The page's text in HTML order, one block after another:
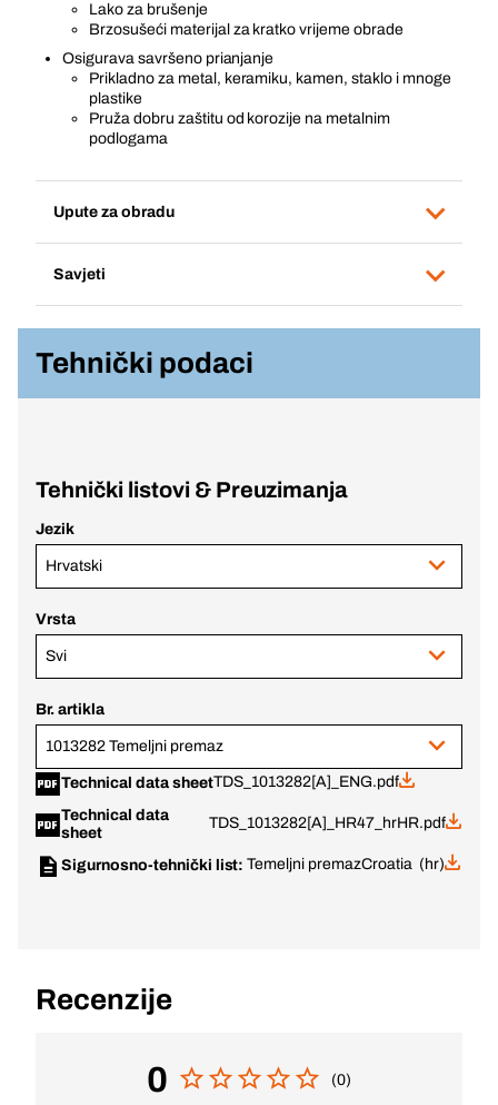
Lako za brušenje
Brzosušeći materijal za kratko vrijeme obrade
Osigurava savršeno prianjanje
Prikladno za metal, keramiku, kamen, staklo i mnoge
plastike
Pruža dobru zaštitu od korozije na metalnim
podlogama
Upute za obradu
Savjeti
Tehnički podaci
Tehnički listovi & Preuzimanja
Jezik
Hrvatski
Vrsta
Svi
Br. artikla
1013282 Temeljni premaz
Technical data sheetTDS_1013282[A]_ENG.pdf
Technical data
sheet
TDS_1013282[A]_HR47_hrHR.pdf
Sigurnosno-tehnički list:Temeljni premazCroatia (hr)
Recenzije
0 (0)